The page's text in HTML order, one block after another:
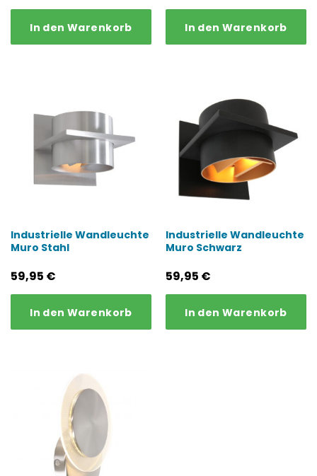
In den Warenkorb In den Warenkorb
Industrielle Wandleuchte
Muro Stahl
59,95 €
In den Warenkorb
Industrielle Wandleuchte
Muro Schwarz
59,95 €
In den Warenkorb